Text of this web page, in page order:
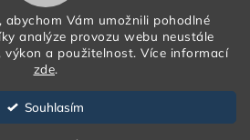
abychom Vám umožnili pohodlné
analýze provozu webu neustále
výkon a použitelnost. Více informací
zde.
Souhlasím
ochrany osobních údajů
PP s.r.o.
Shoptet | Design